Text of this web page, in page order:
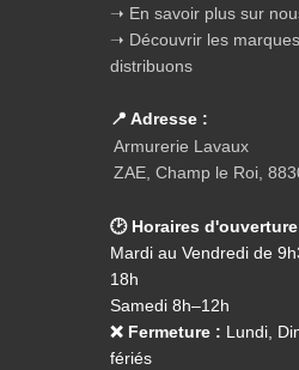
➝ En savoir plus sur
➝ Découvrir les
distribuons
📍 Adresse :
Armurerie Lavaux
ZAE, Champ le Roi,
🕑 Horaires
Mardi au Vendredi de
18h
Samedi 8h–12h
❌ Fermeture : Lundi,
fériés